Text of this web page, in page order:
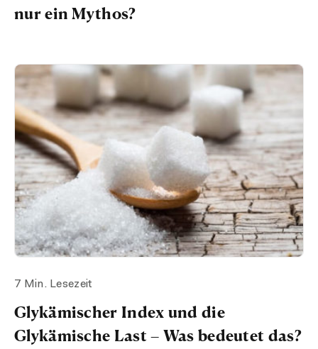
nur ein Mythos?
Glykämischer Index und die
Glykämische Last – Was bedeutet das?
7 Min. Lesezeit